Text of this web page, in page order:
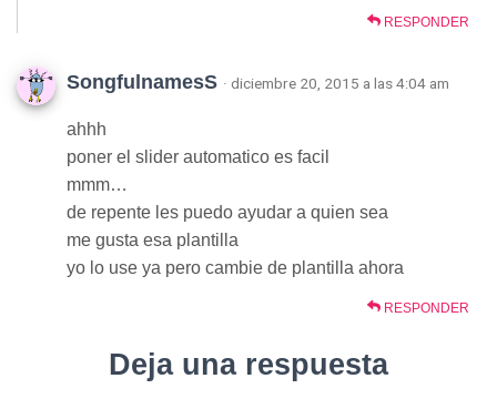
RESPONDER
SongfulnamesS · diciembre 20, 2015 a las 4:04 am
ahhh
poner el slider automatico es facil
mmm…
de repente les puedo ayudar a quien sea
me gusta esa plantilla
yo lo use ya pero cambie de plantilla ahora
RESPONDER
Deja una respuesta